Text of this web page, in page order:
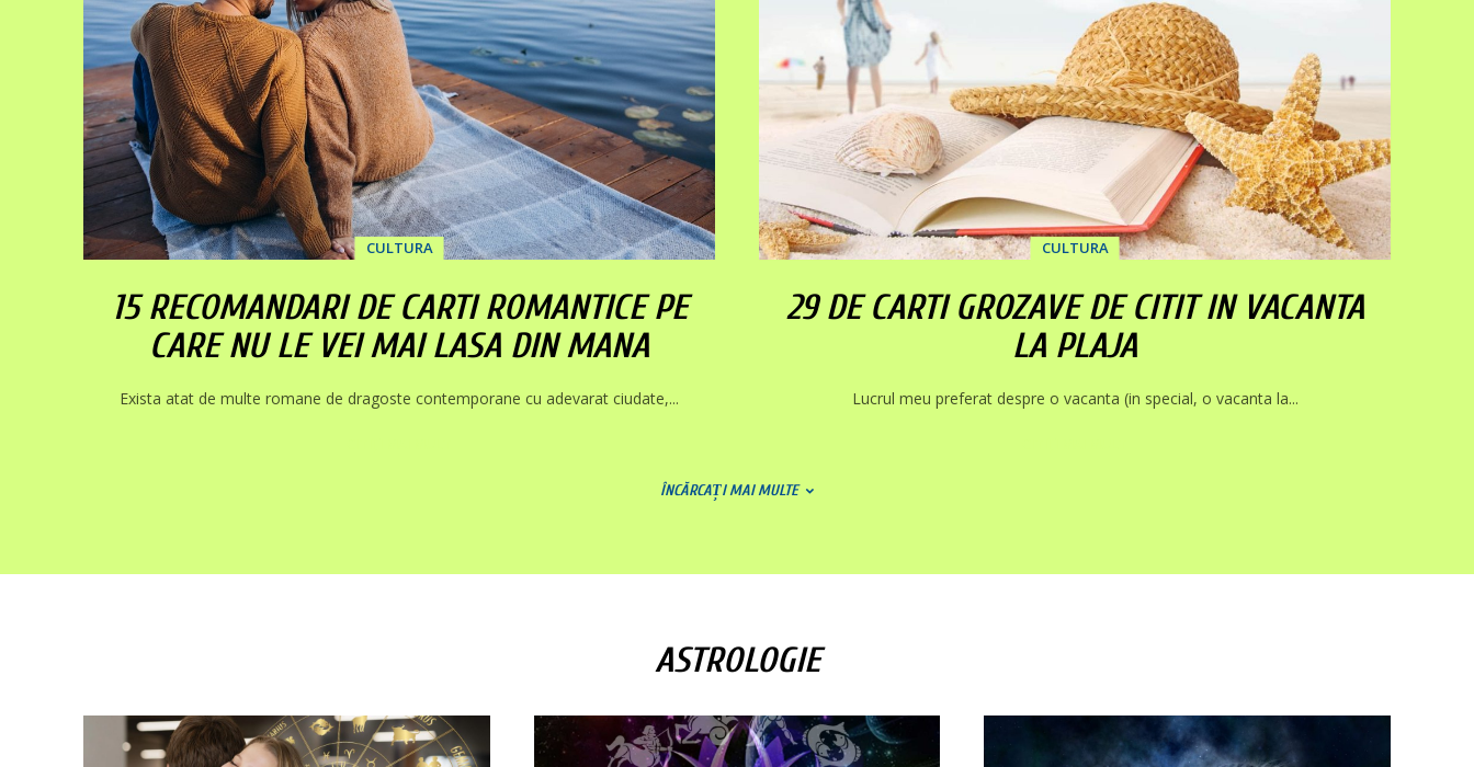
CULTURA
15 RECOMANDARI DE CARTI ROMANTICE PE
CARE NU LE VEI MAI LASA DIN MANA
Exista atat de multe romane de dragoste contemporane cu adevarat ciudate,...
CULTURA
29 DE CARTI GROZAVE DE CITIT IN VACANTA
LA PLAJA
Lucrul meu preferat despre o vacanta (in special, o vacanta la...
ÎNCĂRCAȚI MAI MULTE
ASTROLOGIE